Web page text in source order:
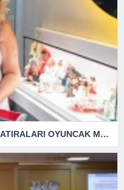
KUŞADASI’NDA ÇOCUKLUĞUN HATIRALARI OYUNCAK MÜZESİNDE HAYAT BULACAK